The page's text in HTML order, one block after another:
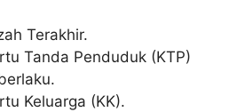
Terakhir.
Tanda Penduduk (KTP)
Keluarga (KK).